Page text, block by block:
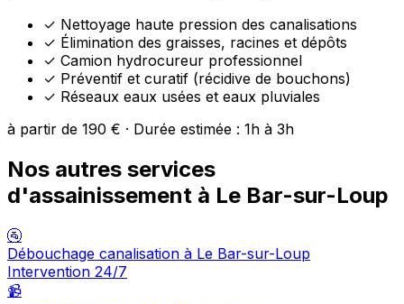
✓ Nettoyage haute pression des canalisations
✓ Élimination des graisses, racines et dépôts
✓ Camion hydrocureur professionnel
✓ Préventif et curatif (récidive de bouchons)
✓ Réseaux eaux usées et eaux pluviales
à partir de 190 € · Durée estimée : 1h à 3h
Nos autres services
d'assainissement à Le Bar-sur-Loup
🚰
Débouchage canalisation à Le Bar-sur-Loup
Intervention 24/7
📹